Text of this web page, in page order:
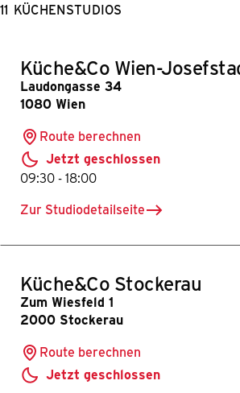
11 KÜCHENSTUDIOS
Küche&Co Wien-
Laudongasse 34
1080 Wien
Route berechnen
Jetzt geschlossen
09:30-bis
18:00
Zur Studiodetailseite
für Küche&Co Wien-Josefstadt
Küche&Co Stockerau
Zum Wiesfeld 1
2000 Stockerau
Route berechnen
Jetzt geschlossen